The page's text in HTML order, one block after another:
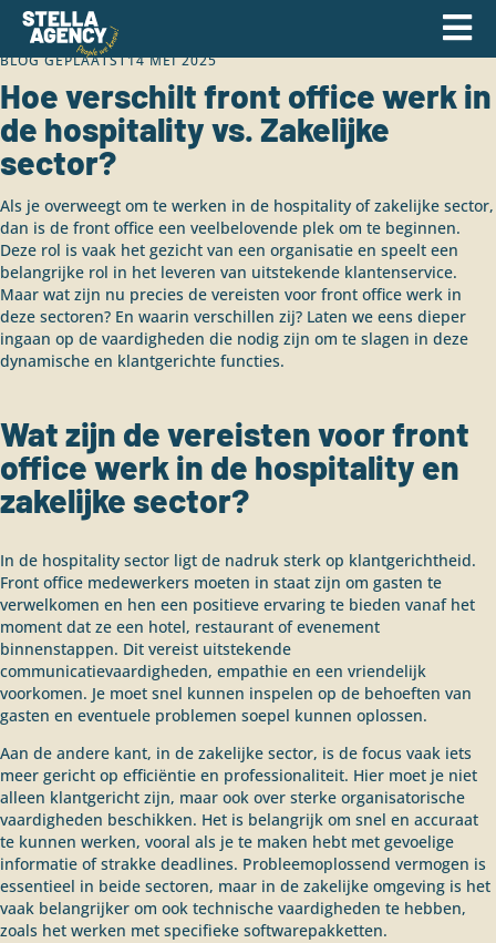
BLOG GEPLAATST14 MEI 2025
Hoe verschilt front office werk in
de hospitality vs. Zakelijke
sector?
Als je overweegt om te werken in de hospitality of zakelijke sector,
dan is de front office een veelbelovende plek om te beginnen.
Deze rol is vaak het gezicht van een organisatie en speelt een
belangrijke rol in het leveren van uitstekende klantenservice.
Maar wat zijn nu precies de vereisten voor front office werk in
deze sectoren? En waarin verschillen zij? Laten we eens dieper
ingaan op de vaardigheden die nodig zijn om te slagen in deze
dynamische en klantgerichte functies.
Wat zijn de vereisten voor front
office werk in de hospitality en
zakelijke sector?
In de hospitality sector ligt de nadruk sterk op klantgerichtheid.
Front office medewerkers moeten in staat zijn om gasten te
verwelkomen en hen een positieve ervaring te bieden vanaf het
moment dat ze een hotel, restaurant of evenement
binnenstappen. Dit vereist uitstekende
communicatievaardigheden, empathie en een vriendelijk
voorkomen. Je moet snel kunnen inspelen op de behoeften van
gasten en eventuele problemen soepel kunnen oplossen.
Aan de andere kant, in de zakelijke sector, is de focus vaak iets
meer gericht op efficiëntie en professionaliteit. Hier moet je niet
alleen klantgericht zijn, maar ook over sterke organisatorische
vaardigheden beschikken. Het is belangrijk om snel en accuraat
te kunnen werken, vooral als je te maken hebt met gevoelige
informatie of strakke deadlines. Probleemoplossend vermogen is
essentieel in beide sectoren, maar in de zakelijke omgeving is het
vaak belangrijker om ook technische vaardigheden te hebben,
zoals het werken met specifieke softwarepakketten.